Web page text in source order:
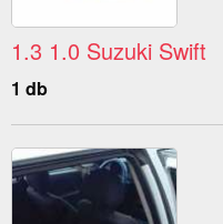
1.3 1.0 Suzuki Swift
1 db